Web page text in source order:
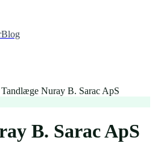
Blog
Tandlæge Nuray B. Sarac ApS
B. Sarac ApS